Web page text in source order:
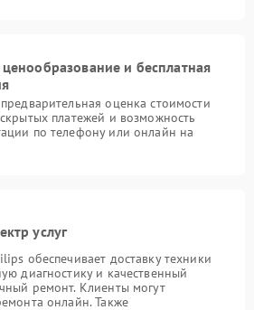
и бесплатная
оценка стоимости
платежей и возможность
по телефону или онлайн на
услуг
обеспечивает доставку техники
диагностику и качественный
ремонт. Клиенты могут
онлайн. Также